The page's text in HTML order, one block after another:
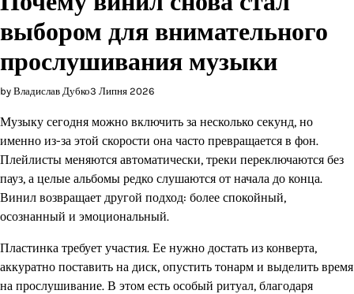
выбором для внимательного
прослушивания музыки
by Владислав Дубко3 Липня 2026
Музыку сегодня можно включить за несколько секунд, но
именно из-за этой скорости она часто превращается в фон.
Плейлисты меняются автоматически, треки переключаются без
пауз, а целые альбомы редко слушаются от начала до конца.
Винил возвращает другой подход: более спокойный,
осознанный и эмоциональный.
Пластинка требует участия. Ее нужно достать из конверта,
аккуратно поставить на диск, опустить тонарм и выделить время
на прослушивание. В этом есть особый ритуал, благодаря